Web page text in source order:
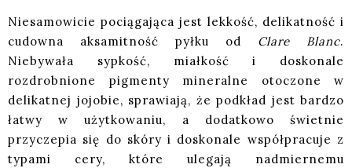
Niesamowicie pociągająca jest lekkość, delikatność i
cudowna aksamitność pyłku od Clare Blanc.
Niebywała sypkość, miałkość i doskonale
rozdrobnione pigmenty mineralne otoczone w
delikatnej jojobie, sprawiają, że podkład jest bardzo
łatwy w użytkowaniu, a dodatkowo świetnie
przyczepia się do skóry i doskonale współpracuje z
typami cery, które ulegają nadmiernemu